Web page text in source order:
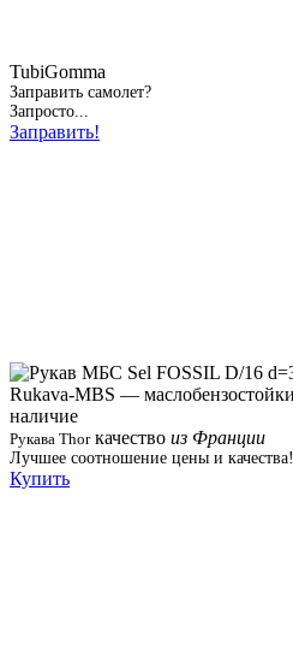
TubiGomma
Заправить самолет?
Запросто...
Заправить!
Рукава Thorкачество из Франции
Лучшее соотношение цены и качества!
Купить